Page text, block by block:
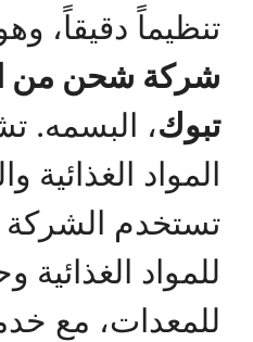
تنظيماً دقيقاً،
شركة شحن من
تبوك، البسمه.
المواد الغذائية
تستخدم
للمواد الغذائية
للمعدات، مع